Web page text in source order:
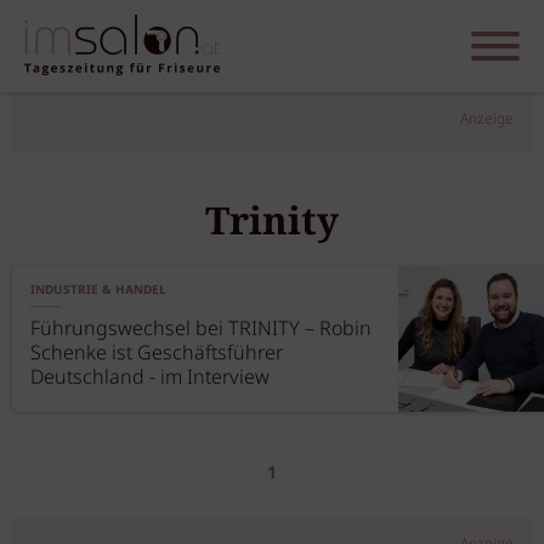
Anzeige
Trinity
INDUSTRIE & HANDEL
Führungswechsel bei TRINITY – Robin
Schenke ist Geschäftsführer
Deutschland - im Interview
1